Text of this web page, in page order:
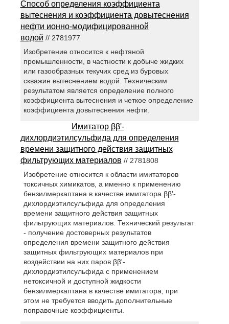
Способ определения коэффициента
вытеснения и коэффициента довытеснения
нефти ионно-модифицированной
водой // 2781977
Изобретение относится к нефтяной
промышленности, в частности к добыче жидких
или газообразных текучих сред из буровых
скважин вытеснением водой. Техническим
результатом является определение полного
коэффициента вытеснения и четкое определение
коэффициента довытеснения нефти.
Имитатор ββ'-
дихлордиэтилсульфида для определения
времени защитного действия защитных
фильтрующих материалов // 2781808
Изобретение относится к области имитаторов
токсичных химикатов, а именно к применению
бензилмеркаптана в качестве имитатора ββ'-
дихлордиэтилсульфида для определения
времени защитного действия защитных
фильтрующих материалов. Технический результат
- получение достоверных результатов
определения времени защитного действия
защитных фильтрующих материалов при
воздействии на них паров ββ'-
дихлордиэтилсульфида с применением
нетоксичной и доступной жидкости
бензилмеркаптана в качестве имитатора, при
этом не требуется вводить дополнительные
поправочные коэффициенты.